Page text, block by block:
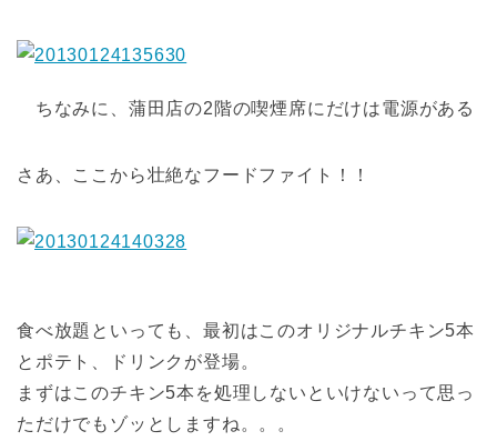
ちなみに、蒲田店の2階の喫煙席にだけは電源がある
さあ、ここから壮絶なフードファイト！！
食べ放題といっても、最初はこのオリジナルチキン5本
とポテト、ドリンクが登場。
まずはこのチキン5本を処理しないといけないって思っ
ただけでもゾッとしますね。。。